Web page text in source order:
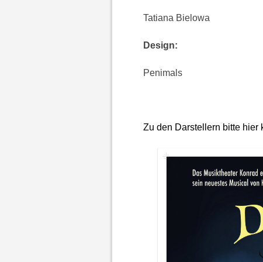
Tatiana Bielowa
Design:
Penimals
Zu den Darstellern bitte hier